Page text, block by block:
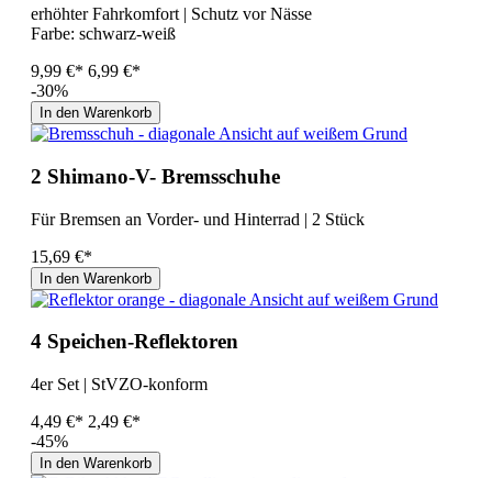
erhöhter Fahrkomfort | Schutz vor Nässe
Farbe: schwarz-weiß
9,99 €* 6,99 €*
-30%
In den Warenkorb
2 Shimano-V- Bremsschuhe
Für Bremsen an Vorder- und Hinterrad | 2 Stück
15,69 €*
In den Warenkorb
4 Speichen-Reflektoren
4er Set | StVZO-konform
4,49 €* 2,49 €*
-45%
In den Warenkorb